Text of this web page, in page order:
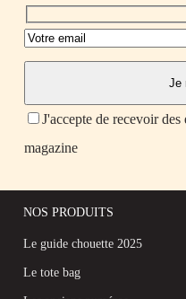
J'accepte de recevoir
magazine
NOS PRODUITS
Le guide chouette 2025
Le tote bag